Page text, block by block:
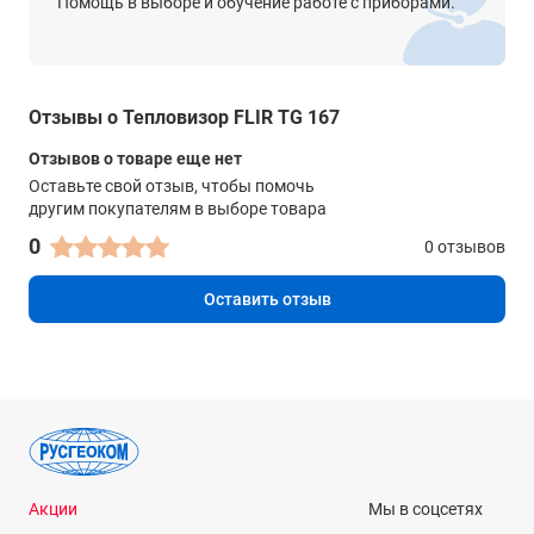
Дисплей
Температурный диапазон объектов
От -25 до +380°C
Погрешность
±1,5% или 1,5°C
Минимальное расстояние для измерения
26 см
Да
Цветовые палитры
Нагретое железо
Отзывы о Тепловизор FLIR TG 167
Отзывов о товаре еще нет
Оставьте свой отзыв, чтобы помочь
другим покупателям в выборе товара
0 0 отзывов
Оставить отзыв
Акции
Мы в соцсетях